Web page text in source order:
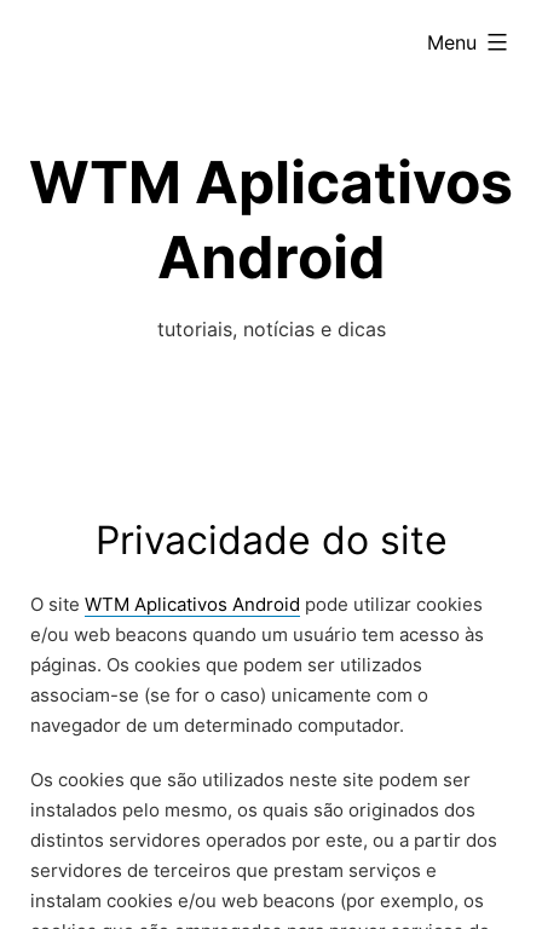
WTM Aplicativos
Android
tutoriais, notícias e dicas
Menu
expanded
Privacidade do site
O site WTM Aplicativos Android pode utilizar cookies
e/ou web beacons quando um usuário tem acesso às
páginas. Os cookies que podem ser utilizados
associam-se (se for o caso) unicamente com o
navegador de um determinado computador.
Os cookies que são utilizados neste site podem ser
instalados pelo mesmo, os quais são originados dos
distintos servidores operados por este, ou a partir dos
servidores de terceiros que prestam serviços e
instalam cookies e/ou web beacons (por exemplo, os